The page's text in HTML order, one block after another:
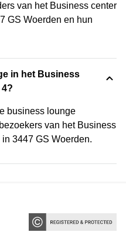
van het Business center
GS Woerden en hun
in het Business
business lounge
van het Business
3447 GS Woerden.